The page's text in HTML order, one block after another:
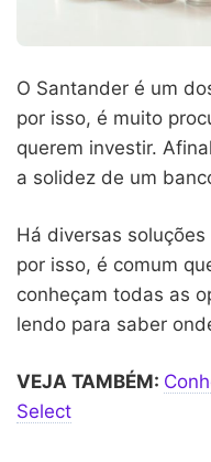
O Santander é um
por isso, é muito
querem investir.
a solidez de um
Há diversas
por isso, é comum
conheçam todas as
lendo para saber
VEJA TAMBÉM:
Select